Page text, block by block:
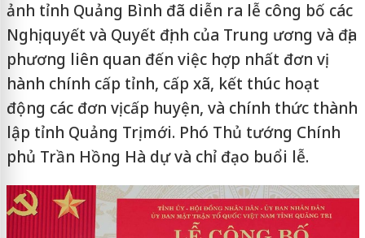
ảnh tỉnh Quảng Bình đã diễn ra lễ công bố các
Nghị quyết và Quyết định của Trung ương và địa
phương liên quan đến việc hợp nhất đơn vị
hành chính cấp tỉnh, cấp xã, kết thúc hoạt
động các đơn vị cấp huyện, và chính thức thành
lập tỉnh Quảng Trị mới. Phó Thủ tướng Chính
phủ Trần Hồng Hà dự và chỉ đạo buổi lễ.